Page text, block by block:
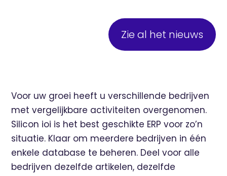
Zie al het nieuws
Voor uw groei heeft u verschillende bedrijven
met vergelijkbare activiteiten overgenomen.
Silicon ioi is het best geschikte ERP voor zo’n
situatie. Klaar om meerdere bedrijven in één
enkele database te beheren. Deel voor alle
bedrijven dezelfde artikelen, dezelfde